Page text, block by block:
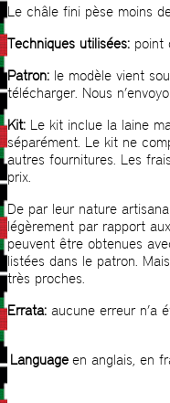
Le châle fini pèse moins
Techniques utilisées: point
Patron: le modèle vient
télécharger. Nous
Kit: Le kit inclue la laine
séparément. Le kit ne
autres fournitures. Les
prix.
De par leur nature
légèrement par rapport
peuvent être obtenues
listées dans le patron.
très proches.
Errata: aucune erreur n’a
Language en anglais, en